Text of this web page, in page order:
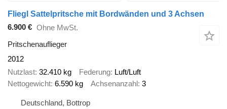
Fliegl Sattelpritsche mit Bordwänden und 3 Achsen
6.900 € Ohne MwSt.
Pritschenauflieger
2012
Nutzlast 32.410 kg Federung Luft/Luft
Nettogewicht 6.590 kg Achsenanzahl 3
Deutschland, Bottrop